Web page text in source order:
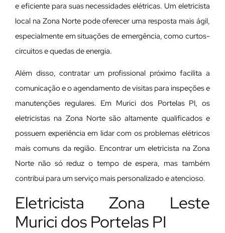
e eficiente para suas necessidades elétricas. Um eletricista
local na Zona Norte pode oferecer uma resposta mais ágil,
especialmente em situações de emergência, como curtos-
circuitos e quedas de energia.
Além disso, contratar um profissional próximo facilita a
comunicação e o agendamento de visitas para inspeções e
manutenções regulares. Em Murici dos Portelas PI, os
eletricistas na Zona Norte são altamente qualificados e
possuem experiência em lidar com os problemas elétricos
mais comuns da região. Encontrar um eletricista na Zona
Norte não só reduz o tempo de espera, mas também
contribui para um serviço mais personalizado e atencioso.
Eletricista Zona Leste
Murici dos Portelas PI